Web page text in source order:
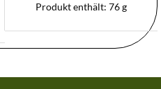
Produkt enthält: 76g